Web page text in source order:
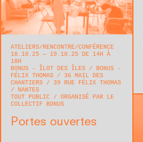
ATELIERS RENCONTRE/CONFÉRENCE
18.10.25 — 19.10.25 DE 14H À
18H
BONUS - ÎLOT DES ÎLES / BONUS -
FÉLIX THOMAS
36 MAIL DES
CHANTIERS / 39 RUE FÉLIX THOMAS
NANTES
TOUT PUBLIC
ORGANISÉ PAR LE
COLLECTIF BONUS
Portes ouvertes